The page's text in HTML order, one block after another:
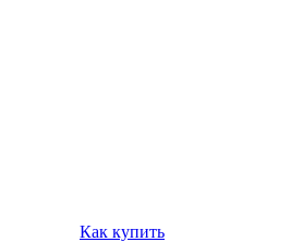
Как купить